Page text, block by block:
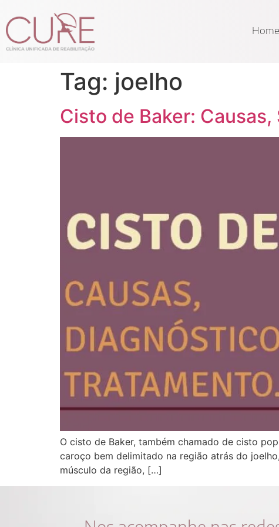
Home
Tag: joelho
Cisto de Baker:
O cisto de Baker, também chamado de cisto
caroço bem delimitado na região atrás do
músculo da região, […]